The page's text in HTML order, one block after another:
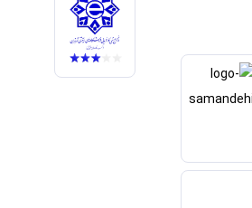
متعلق به کسب‌وکارهایی است که صداقت و شفافیت
آنلاین با تکیه بر تجربه و تخصص، با قدرت به
می‌کند.